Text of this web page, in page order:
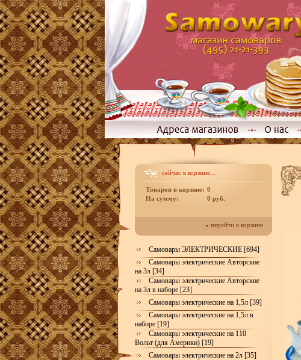
сейчас в корзине...
Товаров в корзине: 0
На сумму:
0 руб.
» перейти к корзине
Самовары ЭЛЕКТРИЧЕСКИЕ [694]
Самовары электрические Авторские
на 3л [34]
Самовары электрические Авторские
на 3л в наборе [23]
Самовары электрические на 1,5л [39]
Самовары электрические на 1,5л в
наборе [19]
Самовары электрические на 110
Вольт (для Америки) [19]
Самовары электрические на 2л [35]